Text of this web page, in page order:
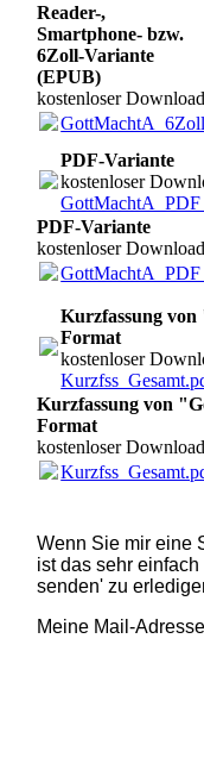
Reader-,
Smartphone- bzw.
6Zoll-Variante
(EPUB)
kostenloser Download
PDF-Variante
kostenloser
PDF-Variante
kostenloser Download
Kurzfassung
Format
kostenloser
Kurzfassung von
Format
kostenloser Download
Wenn Sie mir eine
ist das sehr
senden' zu
Meine Mail-